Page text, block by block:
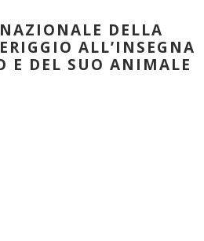
DELLA
ALL’INSEGNA
E DEL SUO ANIMALE